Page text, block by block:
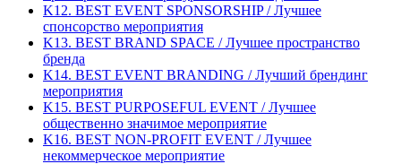
K12. BEST EVENT SPONSORSHIP / Лучшее
спонсорство мероприятия
K13. BEST BRAND SPACE / Лучшее пространство
бренда
K14. BEST EVENT BRANDING / Лучший брендинг
мероприятия
K15. BEST PURPOSEFUL EVENT / Лучшее
общественно значимое мероприятие
K16. BEST NON-PROFIT EVENT / Лучшее
некоммерческое мероприятие